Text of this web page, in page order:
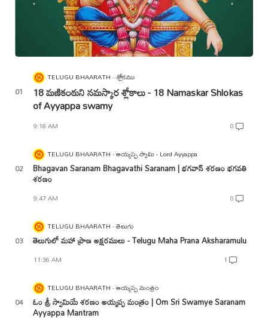
TELUGU BHAARATH శ్లోకము
18 మణికంఠుని నమస్కార శ్లోకాలు - 18 Namaskar Shlokas
of Ayyappa swamy
9:18 AM 0
TELUGU BHAARATH అయ్యప్ప స్వామి - Lord Ayyappa
Bhagavan Saranam Bhagavathi Saranam | భగవాన్ శరణం భగవతి
శరణం
9:47 AM 0
TELUGU BHAARATH తెలుగు
తెలుగులో మహా ప్రాణ అక్షరములు - Telugu Maha Prana Aksharamulu
11:36 AM 1
TELUGU BHAARATH అయ్యప్ప మంత్రం
ఓం శ్రీ స్వామియే శరణం అయ్యప్ప మంత్రం | Om Sri Swamye Saranam
Ayyappa Mantram